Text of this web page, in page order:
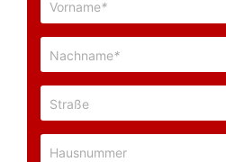
Vorname*
Nachname*
Straße
Hausnummer